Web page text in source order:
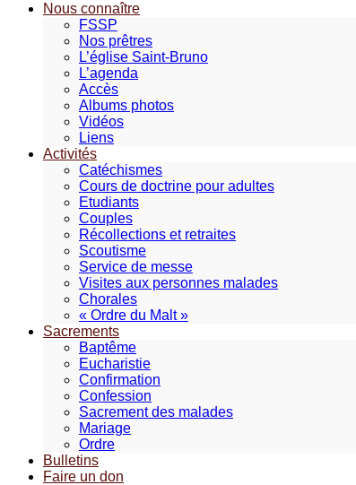
Nous connaître
FSSP
Nos prêtres
L’église Saint-Bruno
L’agenda
Accès
Albums photos
Vidéos
Liens
Activités
Catéchismes
Cours de doctrine pour adultes
Etudiants
Couples
Récollections et retraites
Scoutisme
Service de messe
Visites aux personnes malades
Chorales
« Ordre du Malt »
Sacrements
Baptême
Eucharistie
Confirmation
Confession
Sacrement des malades
Mariage
Ordre
Bulletins
Faire un don